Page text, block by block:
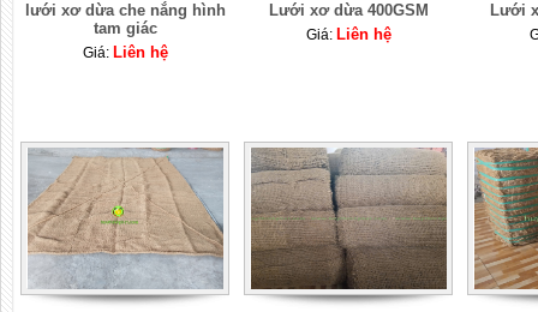
lưới xơ dừa che nắng hình
tam giác
Giá: Liên hệ
Lưới xơ dừa 400GSM
Giá: Liên hệ
Lưới